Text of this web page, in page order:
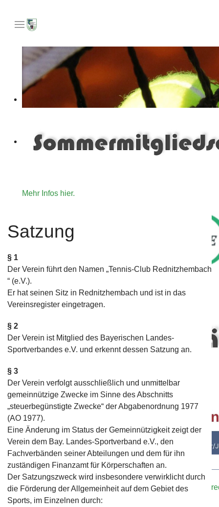
Mehr Infos hier.
Bei unserem Partner "Fitness Complete" erhalten
für das Fit bleiben.Mehr....
Bewegte Impression unseres Vereins. Mehr...
Bei Interesse oder falls ihr Trainer/innen kennt, meldet
Kontaktformularoder E-Mail an:sportwart@tennisclub-
Satzung
§ 1
Der Verein führt den Namen „Tennis-Club Rednitzhembach
“ (e.V.).
Er hat seinen Sitz in Rednitzhembach und ist in das
Vereinsregister eingetragen.
§ 2
Der Verein ist Mitglied des Bayerischen Landes-
Sportverbandes e.V. und erkennt dessen Satzung an.
§ 3
Der Verein verfolgt ausschließlich und unmittelbar
gemeinnützige Zwecke im Sinne des Abschnitts
„steuerbegünstigte Zwecke“ der Abgabenordnung 1977
(AO 1977).
Eine Änderung im Status der Gemeinnützigkeit zeigt der
Verein dem Bay. Landes-Sportverband e.V., den
Fachverbänden seiner Abteilungen und dem für ihn
zuständigen Finanzamt für Körperschaften an.
Der Satzungszweck wird insbesondere verwirklicht durch
die Förderung der Allgemeinheit auf dem Gebiet des
Sports, im Einzelnen durch: